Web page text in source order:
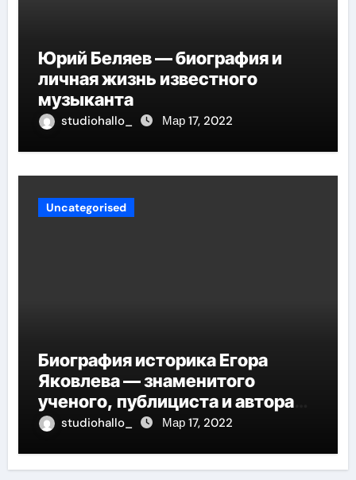
Юрий Беляев — биография и
личная жизнь известного
музыканта
studiohallo_ Мар 17, 2022
Uncategorised
Биография историка Егора
Яковлева — знаменитого
ученого, публициста и автора
многочисленных научных
studiohallo_ Мар 17, 2022